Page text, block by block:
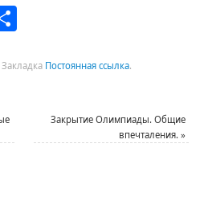
Отправить
Закладка Постоянная ссылка.
Закрытие Олимпиады. Общие
впечталения.»